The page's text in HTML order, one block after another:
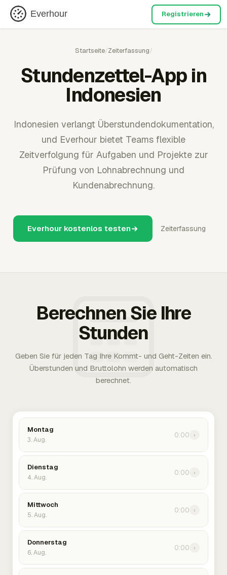
Everhour Registrieren
Startseite/Zeiterfassung/
Stundenzettel-App in
Indonesien
Indonesien verlangt Überstundendokumentation,
und Everhour bietet Teams flexible
Zeitverfolgung für Aufgaben und Projekte zur
Prüfung von Lohnabrechnung und
Kundenabrechnung.
Everhour kostenlos testen Zeiterfassung
Berechnen Sie Ihre
Stunden
Geben Sie für jeden Tag Ihre Kommt- und Geht-Zeiten ein.
Überstunden und Bruttolohn werden automatisch
berechnet.
Montag
3. Aug.
0:00 ›
Dienstag
4. Aug.
0:00 ›
Mittwoch
5. Aug.
0:00 ›
Donnerstag
6. Aug.
0:00 ›